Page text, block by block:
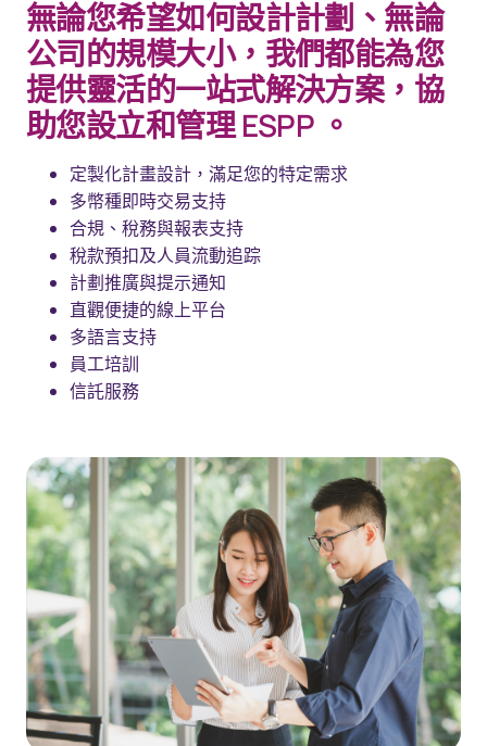
無論您希望如何設計計劃、無論
公司的規模大小，我們都能為您
提供靈活的一站式解決方案，協
助您設立和管理 ESPP 。
定製化計畫設計，滿足您的特定需求
多幣種即時交易支持
合規、稅務與報表支持
稅款預扣及人員流動追踪
計劃推廣與提示通知
直觀便捷的線上平台
多語言支持
員工培訓
信託服務